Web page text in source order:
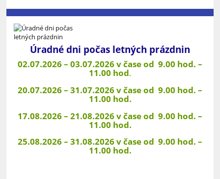
Úradné dni počas letných prázdnin
02.07.2026 – 03.07.2026 v čase od 9.00 hod. –
11.00 hod.
20.07.2026 – 31.07.2026 v čase od 9.00 hod. –
11.00 hod.
17.08.2026 – 21.08.2026 v čase od 9.00 hod. –
11.00 hod.
25.08.2026 – 31.08.2026 v čase od 9.00 hod. –
11.00 hod.